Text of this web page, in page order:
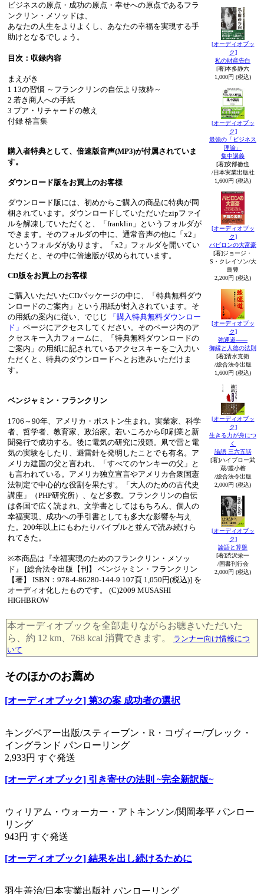
ビジネスの原点・成功の原点・幸せへの原点であるフラ
ンクリン・メソッドは、
あなたの人生をよりよくし、あなたの幸福を実現する手
助けとなるでしょう。
目次：収録内容
まえがき
1 13の習慣 ～フランクリンの自伝より抜粋～
2 若き商人への手紙
3 プア・リチャードの教え
付録 格言集
購入者特典として、倍速版音声(MP3)が付属されていま
す。
ダウンロード版をお買上のお客様
ダウンロード版には、初めからご購入の商品に特典が同
梱されています。ダウンロードしていただいたzipファイ
ルを解凍していただくと、「franklin」というフォルダが
できます。そのフォルダの中に、通常音声の他に「x2」
というフォルダがあります。「x2」フォルダを開いてい
ただくと、その中に倍速版が収められています。
CD版をお買上のお客様
ご購入いただいたCDパッケージの中に、「特典無料ダウ
ンロードのご案内」という用紙が封入されています。そ
の用紙の案内に従い、でじじ
「購入特典無料ダウンロー
ド」 ページにアクセスしてください。そのページ内のア
クセスキー入力フォームに、「特典無料ダウンロードの
ご案内」の用紙に記されているアクセスキーをご入力い
ただくと、特典のダウンロードへとお進みいただけま
す。
ベンジャミン・フランクリン
1706～90年、アメリカ・ボストン生まれ。実業家、科学
者、哲学者、教育家、政治家。若いころから印刷業と新
聞発行で成功する。後に電気の研究に没頭。凧で雷と電
気の実験をしたり、避雷針を発明したことでも有名。ア
メリカ建国の父と言われ、「すべてのヤンキーの父」と
も言われている。アメリカ独立宣言やアメリカ合衆国憲
法制定で中心的な役割を果たす。「大人のための古代史
講座」（PHP研究所）、など多数。フランクリンの自伝
は各国で広く読まれ、文学書としてはもちろん、個人の
幸福実現、成功への手引書としても多大な影響を与え
た。200年以上にもわたりバイブルと並んで読み続けら
れてきた。
※本商品は『幸福実現のためのフランクリン・メソッ
ド』 [総合法令出版【刊】 ベンジャミン・フランクリン
【著】 ISBN：978-4-86280-144-9 107頁 1,050円(税込)] を
オーディオ化したものです。 (C)2009 MUSASHI
HIGHBROW
[オーディオブッ
ク]
私の財産告白
[著]本多静六
1,000円 (税込)
[オーディオブッ
ク]
最強の「ビジネス
理論」
集中講義
[著]安部徹也
/日本実業出版社
1,600円 (税込)
[オーディオブッ
ク]
バビロンの大富豪
[著]ジョージ・
S・クレイソン/大
島豊
2,200円 (税込)
[オーディオブッ
ク]
強運道――
御縁と人徳の法則
[著]清水克衛
/総合法令出版
1,600円 (税込)
[オーディオブッ
ク]
生きる力が身につ
く
論語 三六五話
[著]ハイブロー武
蔵/叢小榕
/総合法令出版
2,000円 (税込)
[オーディオブッ
ク]
論語と算盤
[著]渋沢栄一
/国書刊行会
2,000円 (税込)
本オーディオブックを全部走りながらお聴きいただいた
ら、約 12 km、768 kcal 消費できます。
ランナー向け情報につ
いて
そのほかのお薦め
[オーディオブック] 第3の案 成功者の選択
キングベアー出版/スティーブン・R・コヴィー/ブレック・
イングランド パンローリング
2,933円 すぐ発送
[オーディオブック] 引き寄せの法則 ~完全新訳版~
ウィリアム・ウォーカー・アトキンソン/関岡孝平 パンロー
リング
943円 すぐ発送
[オーディオブック] 結果を出し続けるために
羽生善治/日本実業出版社 パンローリング